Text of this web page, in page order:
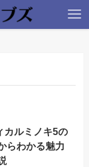
カルミノキ5の
らわかる魅力